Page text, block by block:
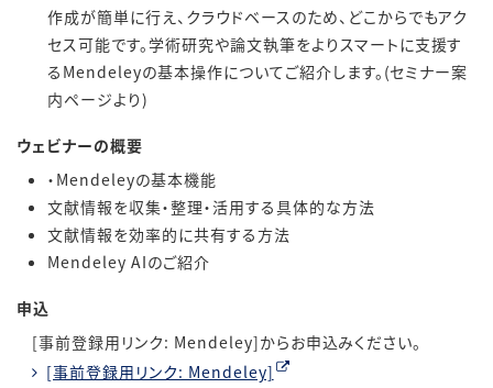
作成が簡単に行え、クラウドベースのため、どこからでもアク
セス可能です。学術研究や論文執筆をよりスマートに支援す
るMendeleyの基本操作についてご紹介します。(セミナー案
内ページより)
ウェビナーの概要
・Mendeleyの基本機能
文献情報を収集・整理・活用する具体的な方法
文献情報を効率的に共有する方法
Mendeley AIのご紹介
申込
[事前登録用リンク: Mendeley]からお申込みください。
[事前登録用リンク: Mendeley]